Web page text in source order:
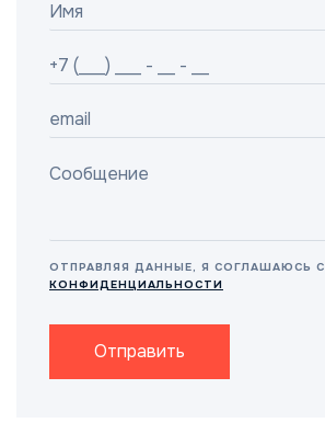
ОТПРАВЛЯЯ ДАННЫЕ, Я СОГЛАШАЮСЬ С
КОНФИДЕНЦИАЛЬНОСТИ
Отправить